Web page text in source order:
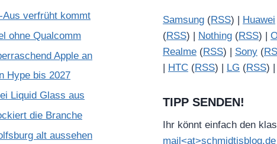
Aus verfrüht kommt
ohne Qualcomm
Apple an
Hype bis 2027
Liquid Glass aus
die Branche
alt aussehen
Samsung (RSS) | Huawei
(RSS) | Nothing (RSS) |
Realme (RSS) | Sony (
| HTC (RSS) | LG (RSS) |
TIPP SENDEN!
Ihr könnt einfach den
mail<at>schmidtisblog.de